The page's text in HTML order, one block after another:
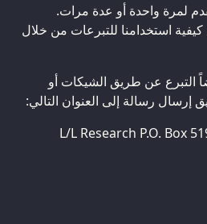
لمرة واحدة أو عدة مرات.
كيفية استخدامنا للتبرعات من خلال
التبرع عن طريق الشيكات أو
إرسال رسالة إلى العنوان التالي:
L/L Research P.O. Box